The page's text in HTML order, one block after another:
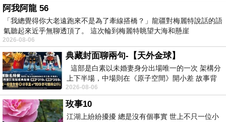
每個十神都有黑暗面（也可以說天生的缺點），你要了解你的
缺點，不要它影響你的思考和做事方式
食神人，以八字的本命去看（你天生的優缺點）
┏━━😎林子玄說命理 ━    ━┓
玄粉YOUTOBE影片： https://reurl.cc/37Mna0
玄粉FB臉書：https://reurl.cc/ZjoknM
阿我阿龍 56
「我總覺得你大老遠跑來不是為了牽線搭橋？」龍疆對梅麗特說話的語
氣聽起來近乎無聊透頂了。 這次輪到梅麗特眺望大海和懸崖
2026-08-06
典藏封面聊兩句-【天外金球】
這部是白素以未婚妻身分出場唯一的一次 架構分
上下半場，中場則在《原子空間》開小差 故事背
景影射西藏境外流亡 地下組織
2026-08-06
玫事10
江湖上紛紛擾擾 總是沒有個事實 世上不只一位小